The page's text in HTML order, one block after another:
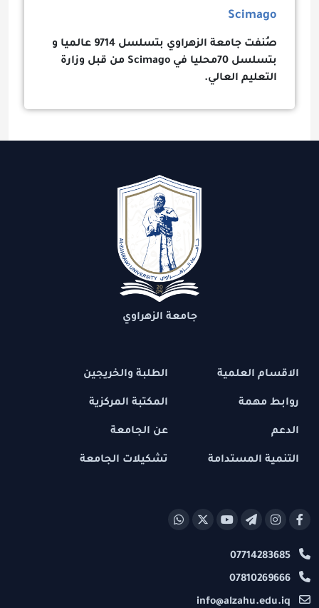
Scimago
صُنفت
جامعة الزهراوي بتسلسل 9714 عالميا و
بتسلسل 70محليا في Scimago من قبل وزارة
التعليم العالي.
جامعة الزهراوي
الاقسام العلمية
روابط مهمة
الدعم
التنمية المستدامة
الطلبة والخريجين
المكتبة المركزية
عن الجامعة
تشكيلات الجامعة
07714283685
07810269666
info@alzahu.edu.iq